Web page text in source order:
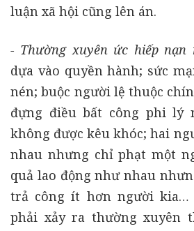
luận xã hội cũng lên án.
- Thường xuyên ức hiếp nạn
dựa vào quyền hành; sức
nén; buộc người lệ thuộc
đựng điều bất công phi lý
không được kêu khóc; hai
nhau nhưng chỉ phạt một
quả lao động như nhau
trả công ít hơn người kia…
phải xảy ra thường xuyên